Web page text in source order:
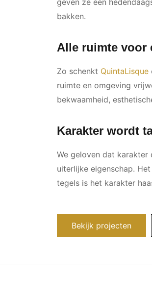
bakken.
Alle ruimte voor
Zo schenkt QuintaLisque
ruimte en omgeving
bekwaamheid,
Karakter wordt
We geloven dat karakter
uiterlijke eigenschap.
tegels is het karakter
Bekijk projecten